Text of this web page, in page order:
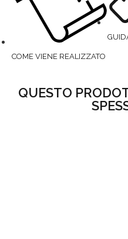
COME VIENE REALIZZATO
QUESTO